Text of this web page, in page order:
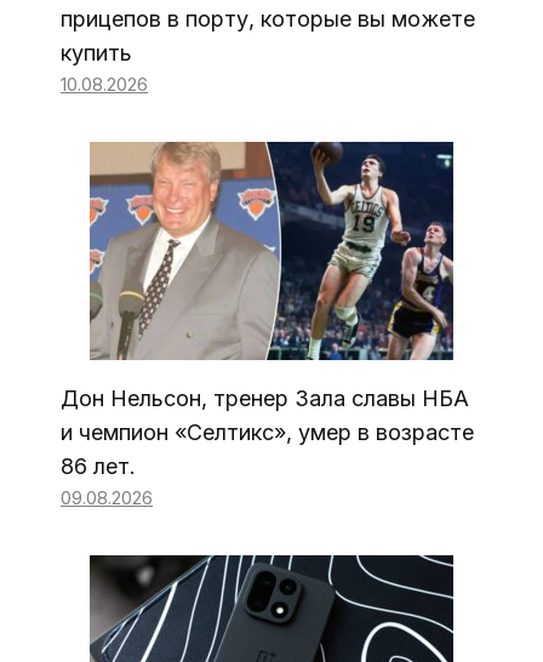
прицепов в порту, которые вы можете
купить
10.08.2026
Дон Нельсон, тренер Зала славы НБА
и чемпион «Селтикс», умер в возрасте
86 лет.
09.08.2026